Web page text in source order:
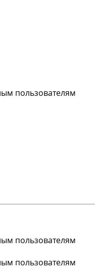
пользователям
пользователям
пользователям